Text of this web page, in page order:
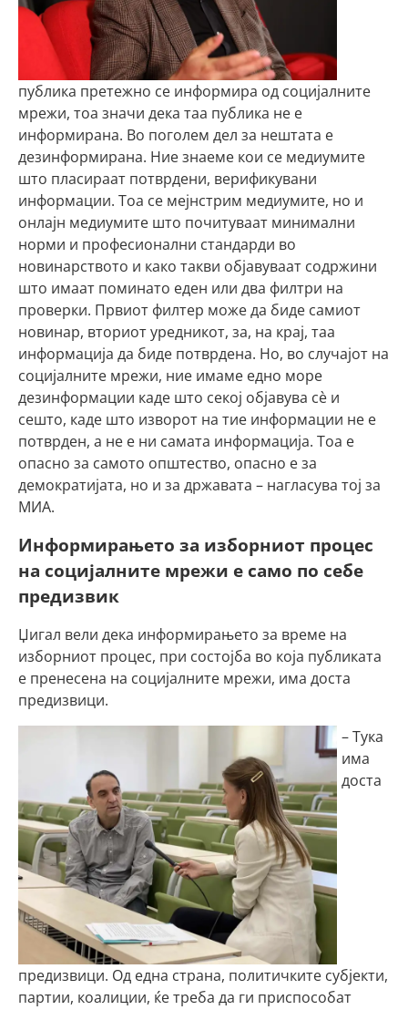
публика претежно се информира од социјалните
мрежи, тоа значи дека таа публика не е
информирана. Во поголем дел за нештата е
дезинформирана. Ние знаеме кои се медиумите
што пласираат потврдени, верификувани
информации. Тоа се мејнстрим медиумите, но и
онлајн медиумите што почитуваат минимални
норми и професионални стандарди во
новинарството и како такви објавуваат содржини
што имаат поминато еден или два филтри на
проверки. Првиот филтер може да биде самиот
новинар, вториот уредникот, за, на крај, таа
информација да биде потврдена. Но, во случајот на
социјалните мрежи, ние имаме едно море
дезинформации каде што секој објавува сѐ и
сешто, каде што изворот на тие информации не е
потврден, а не е ни самата информација. Тоа е
опасно за самото општество, опасно е за
демократијата, но и за државата – нагласува тој за
МИА.
Информирањето за изборниот процес
на социјалните мрежи е само по себе
предизвик
Џигал вели дека информирањето за време на
изборниот процес, при состојба во која публиката
е пренесена на социјалните мрежи, има доста
предизвици.
– Тука
има
доста
предизвици. Од една страна, политичките субјекти,
партии, коалиции, ќе треба да ги приспособат